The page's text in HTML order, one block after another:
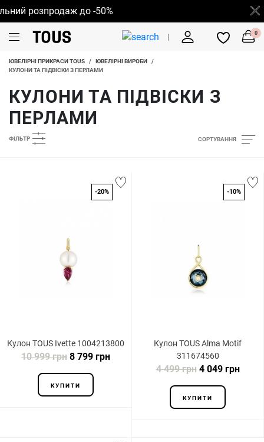
розпродаж до -50%
0
ЮВЕЛІРНІ ПРИКРАСИ TOUS / ЮВЕЛІРНІ ВИРОБИ
/
КУЛОНИ ТА ПІДВІСКИ З ПЕРЛАМИ
КУЛОНИ ТА ПІДВІСКИ З
ПЕРЛАМИ
СОРТУВАННЯ
ФІЛЬТР
-20%
Кулон TOUS Ivette 1004213800
10 999 грн 8 799 грн
КУПИТИ
-10%
Кулон TOUS Alma Motif
311674560
4 499 грн4 049 грн
КУПИТИ